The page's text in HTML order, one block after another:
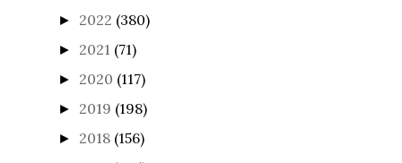
► 2022 (380)
► 2021 (71)
► 2020 (117)
► 2019 (198)
► 2018 (156)